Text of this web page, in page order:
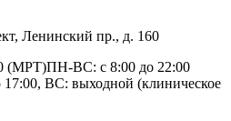
Ленинский пр., д. 160
(МРТ)ПН-ВС: с 8:00 до 22:00
ВС: выходной (клиническое